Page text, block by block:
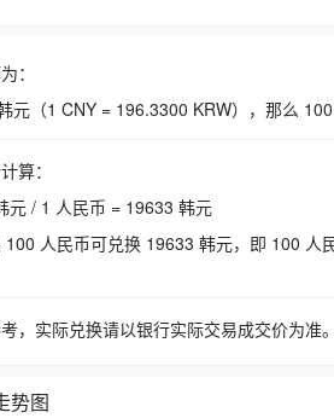
：
元（1 CNY = 196.3300 KRW），那么
算：
元 / 1 人民币 = 19633 韩元
人民币可兑换 19633 韩元，即 100 人
，实际兑换请以银行实际交易成交价为准。
势图